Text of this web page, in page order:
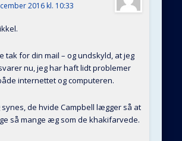
2016 kl. 10:33
tak for din mail – og undskyld, at jeg
nu, jeg har haft lidt problemer
internettet og computeren.
synes, de hvide Campbell lægger så at
så mange æg som de khakifarvede.